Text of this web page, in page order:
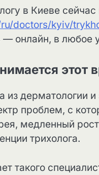
в Киеве
doctors/kyiv/
— онлайн, в любое
этот
из дерматологии
проблем, с
медленный
трихолога.
такого